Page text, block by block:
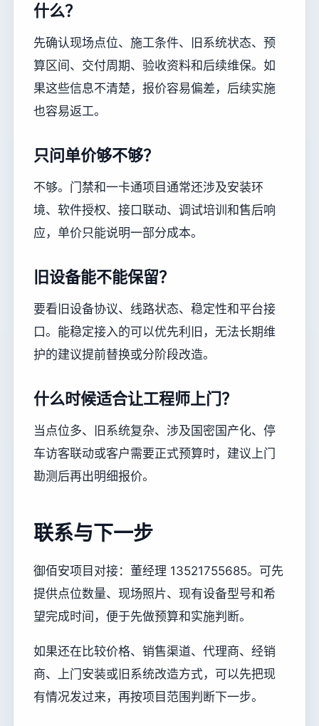
什么？
先确认现场点位、施工条件、旧系统状态、预
算区间、交付周期、验收资料和后续维保。如
果这些信息不清楚，报价容易偏差，后续实施
也容易返工。
只问单价够不够？
不够。门禁和一卡通项目通常还涉及安装环
境、软件授权、接口联动、调试培训和售后响
应，单价只能说明一部分成本。
旧设备能不能保留？
要看旧设备协议、线路状态、稳定性和平台接
口。能稳定接入的可以优先利旧，无法长期维
护的建议提前替换或分阶段改造。
什么时候适合让工程师上门？
当点位多、旧系统复杂、涉及国密国产化、停
车访客联动或客户需要正式预算时，建议上门
勘测后再出明细报价。
联系与下一步
御佰安项目对接：董经理 13521755685。可先
提供点位数量、现场照片、现有设备型号和希
望完成时间，便于先做预算和实施判断。
如果还在比较价格、销售渠道、代理商、经销
商、上门安装或旧系统改造方式，可以先把现
有情况发过来，再按项目范围判断下一步。